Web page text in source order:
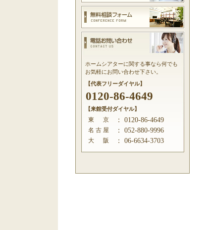
ホームシアターに関する事なら何でも
お気軽にお問い合わせ下さい。
【代表フリーダイヤル】
0120-86-4649
【来館受付ダイヤル】
東 京 ： 0120-86-4649
名 古 屋 ： 052-880-9996
大 阪 ： 06-6634-3703